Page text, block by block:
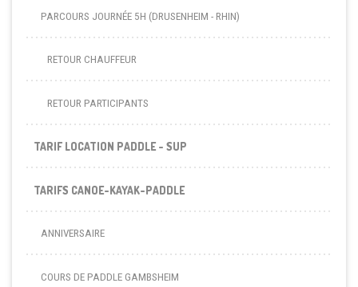
PARCOURS JOURNÉE 5H (DRUSENHEIM - RHIN)
RETOUR CHAUFFEUR
RETOUR PARTICIPANTS
TARIF LOCATION PADDLE - SUP
TARIFS CANOE-KAYAK-PADDLE
ANNIVERSAIRE
COURS DE PADDLE GAMBSHEIM